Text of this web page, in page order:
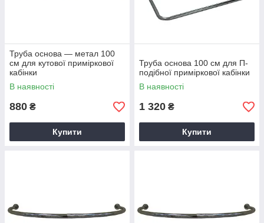
Труба основа — метал 100
см для кутової приміркової
кабінки
В наявності
880 ₴
Купити
Труба основа 100 см для П-
подібної приміркової кабінки
В наявності
1 320 ₴
Купити